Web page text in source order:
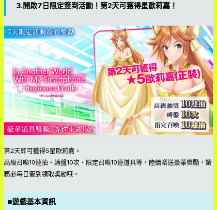
3.開啟7日限定簽到活動！第2天可獲得星歐莉嘉！
第2天即可獲得5星歐莉嘉。
高級召喚10連抽・轉盤10次・限定召喚10連道具等，陸續贈送豪華獎勵，請
務必每日簽到領取獎勵哦。
■遊戲基本資訊